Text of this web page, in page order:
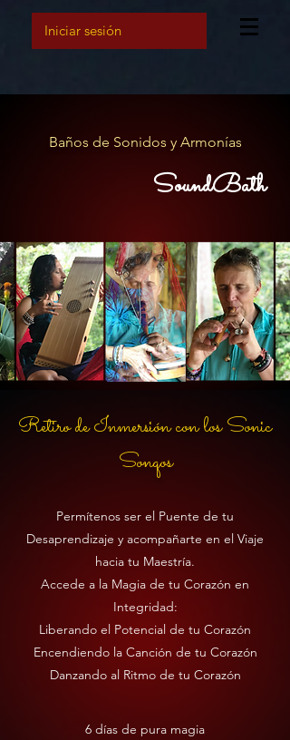
Iniciar sesión
Baños de Sonidos y Armonías
SoundBath
Retiro de Inmersión con los Sonic
Sonqos
Permítenos ser el Puente de tu
Desaprendizaje y acompañarte en el Viaje
hacia tu Maestría.
Accede a la Magia de tu Corazón en
Integridad:
Liberando el Potencial de tu Corazón
Encendiendo la Canción de tu Corazón
Danzando al Ritmo de tu Corazón
6 días de pura magia